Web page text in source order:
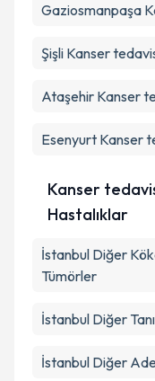
Gaziosmanpaşa
Şişli Kanser
Ataşehir Kanser
Esenyurt Kanser
Kanser
Hastalıklar
İstanbul Diğer
Tümörler
İstanbul Diğer
İstanbul Diğer